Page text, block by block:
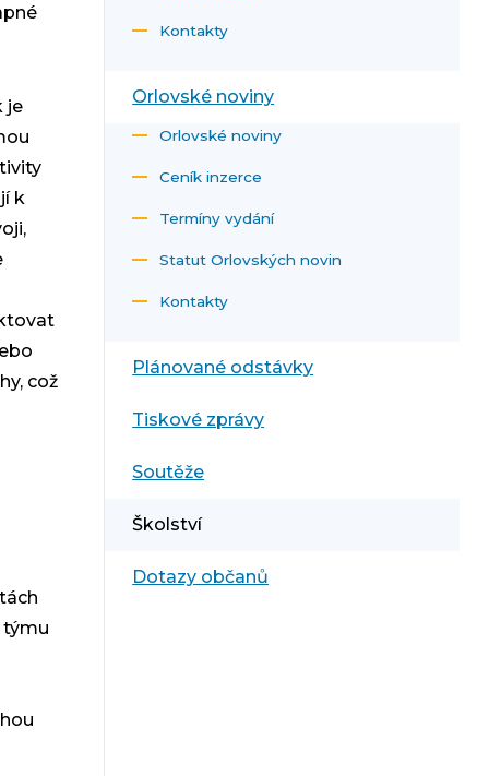
je
k
což
týmu
Kontakty
Orlovské noviny
Orlovské noviny
Ceník inzerce
Termíny vydání
Statut Orlovských novin
Kontakty
Plánované odstávky
Tiskové zprávy
Soutěže
Školství
Dotazy občanů